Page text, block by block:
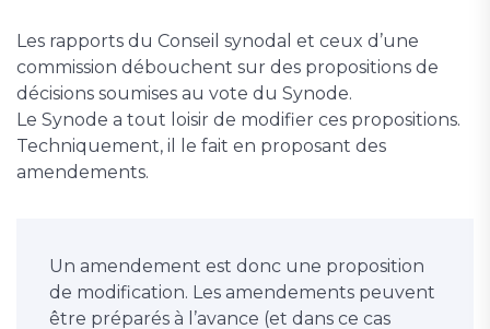
Les rapports du Conseil synodal et ceux d’une
commission débouchent sur des propositions de
décisions soumises au vote du Synode.
Le Synode a tout loisir de modifier ces propositions.
Techniquement, il le fait en proposant des
amendements.
Un amendement est donc une proposition
de modification. Les amendements peuvent
être préparés à l’avance (et dans ce cas